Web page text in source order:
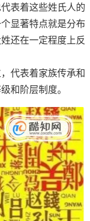
表着这些姓氏人的
显著特点就是分布
还在一定程度上反
代表着家族传承和
和阶层制度。